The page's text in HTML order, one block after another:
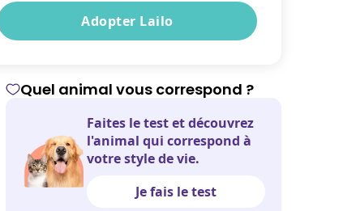
Adopter Lailo
Quel animal vous correspond ?
Faites le test et découvrez
l'animal qui correspond à
votre style de vie.
Je fais le test